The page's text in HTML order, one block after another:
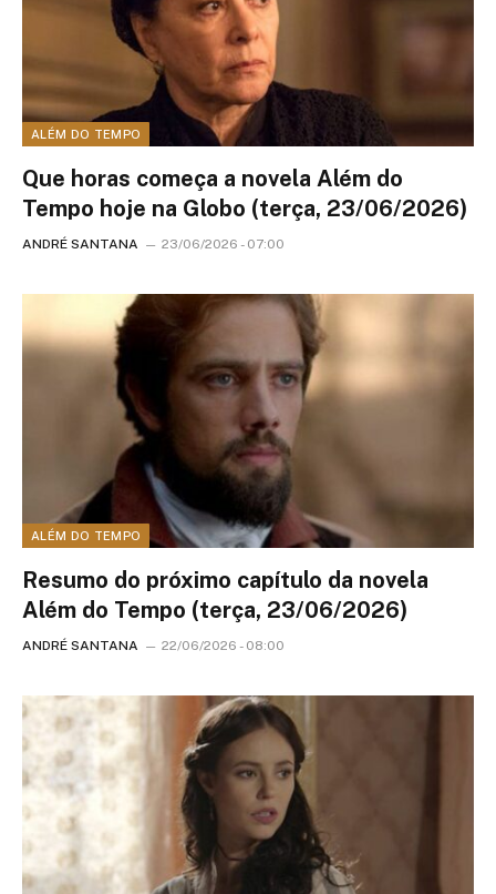
ALÉM DO TEMPO
Que horas começa a novela Além do
Tempo hoje na Globo (terça, 23/06/2026)
ANDRÉ SANTANA 23/06/2026 - 07:00
ALÉM DO TEMPO
Resumo do próximo capítulo da novela
Além do Tempo (terça, 23/06/2026)
ANDRÉ SANTANA 22/06/2026 - 08:00